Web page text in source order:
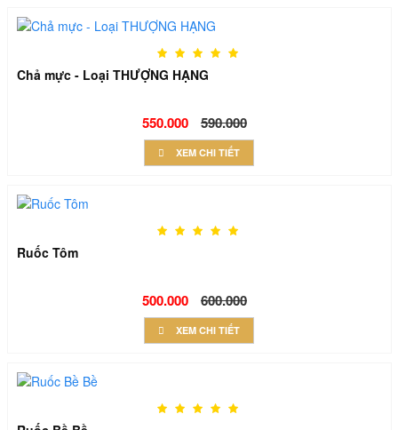
Chả mực - Loại THƯỢNG HẠNG
550.000 590.000
XEM CHI TIẾT
Ruốc Tôm
500.000 600.000
XEM CHI TIẾT